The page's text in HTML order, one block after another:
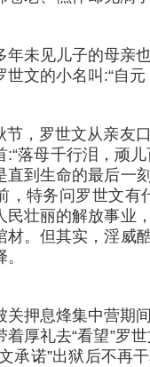
见儿子的母亲也
世文的小名叫:“自
，罗世文从亲友口
:“落母千行泪，顽
直到生命的最后一
，特务问罗世文
民壮丽的解放事业
材。但其实，淫威
息烽集中营期间
着厚礼去“看望”罗
承诺”出狱后不再